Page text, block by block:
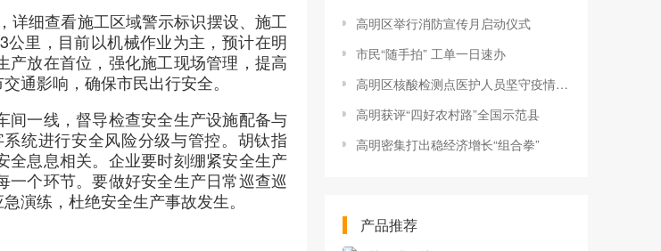
详细查看施工区域警示标识摆设、施工
里，目前以机械作业为主，预计在明
放在首位，强化施工现场管理，提高
通影响，确保市民出行安全。
间一线，督导检查安全生产设施配备与
统进行安全风险分级与管控。胡钛指
全息息相关。企业要时刻绷紧安全生产
个环节。要做好安全生产日常巡查巡
演练，杜绝安全生产事故发生。
高明区举行消防宣传月启动仪式
市民“随手拍” 工单一日速办
高明区核酸检测点医护人员坚守疫情防控第一线
高明获评“四好农村路”全国示范县
高明密集打出稳经济增长“组合拳”
产品推荐